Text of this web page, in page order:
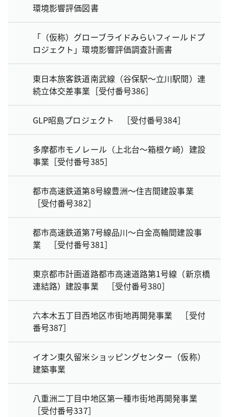
環境影響評価図書
「（仮称）グローブライドみらいフィールドプ
ロジェクト」環境影響評価調査計画書
東日本旅客鉄道南武線（谷保駅～立川駅間）連
続立体交差事業［受付番号386］
GLP昭島プロジェクト ［受付番号384］
多摩都市モノレール（上北台～箱根ケ崎）建設
事業［受付番号385］
都市高速鉄道第8号線豊洲～住吉間建設事業
［受付番号382］
都市高速鉄道第7号線品川～白金高輪間建設事
業 ［受付番号381］
東京都市計画道路都市高速道路第1号線（新京橋
連結路）建設事業 ［受付番号380］
六本木五丁目西地区市街地再開発事業 ［受付
番号387］
イオン東久留米ショッピングセンター（仮称）
建築事業
八重洲二丁目中地区第一種市街地再開発事業
［受付番号337］